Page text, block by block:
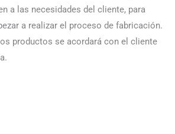
a las necesidades del cliente, para
a realizar el proceso de fabricación.
productos se acordará con el cliente